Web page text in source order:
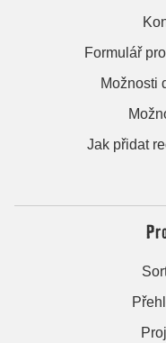
Formulář
Možnosti
Jak přidat